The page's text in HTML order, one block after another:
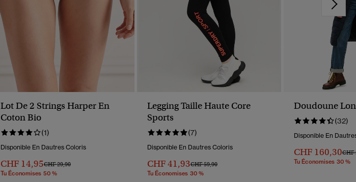
Lot De 2 Strings Harper En
Coton Bio
(1)
Disponible En Dautres Coloris
CHF 14,95Prix Réduit De
CHF 29,90À
Tu Économises 50 %
Legging Taille Haute Core
Sports
(7)
Disponible En Dautres Coloris
CHF 41,93Prix Réduit De
CHF 59,90À
Tu Économises 30 %
Doudoune
(32)
Disponible En
CHF 160,30Prix
CHF
Tu Économises 30 %